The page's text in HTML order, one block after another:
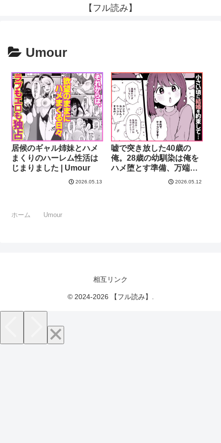
【フル読み】
Umour
居候のギャル姉妹とハメ
まくりのハーレム性活は
じまりました | Umour
2026.05.13
嘘で突き放した40歳の
俺。28歳の幼馴染は俺を
ハメ堕とす準備、万端で
2026.05.12
ホーム Umour
相互リンク
© 2024-2026 【フル読み】.